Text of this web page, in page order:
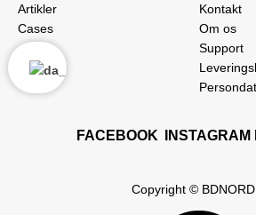
Artikler
Cases
Kontakt
Om os
Support
FACEBOOK INSTAGRAM
Copyright ©